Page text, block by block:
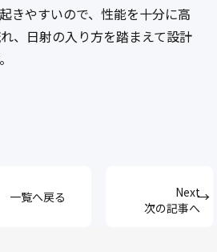
きやすいので、性能を十分に高
、日射の入り方を踏まえて設計
一覧へ戻る
次の記事へ